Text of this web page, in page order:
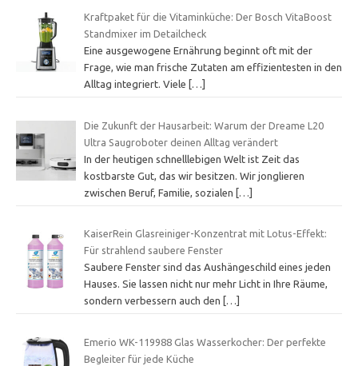
Kraftpaket für die Vitaminküche: Der Bosch VitaBoost
Standmixer im Detailcheck
Eine ausgewogene Ernährung beginnt oft mit der
Frage, wie man frische Zutaten am effizientesten in den
Alltag integriert. Viele
[…]
Die Zukunft der Hausarbeit: Warum der Dreame L20
Ultra Saugroboter deinen Alltag verändert
In der heutigen schnelllebigen Welt ist Zeit das
kostbarste Gut, das wir besitzen. Wir jonglieren
zwischen Beruf, Familie, sozialen
[…]
KaiserRein Glasreiniger-Konzentrat mit Lotus-Effekt:
Für strahlend saubere Fenster
Saubere Fenster sind das Aushängeschild eines jeden
Hauses. Sie lassen nicht nur mehr Licht in Ihre Räume,
sondern verbessern auch den
[…]
Emerio WK-119988 Glas Wasserkocher: Der perfekte
Begleiter für jede Küche